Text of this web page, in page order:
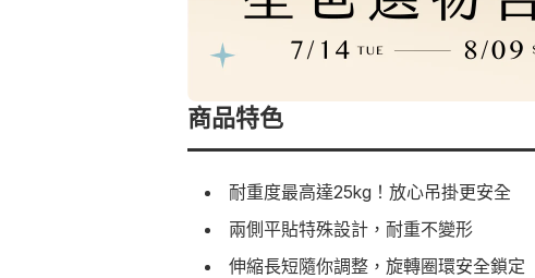
商品特色
耐重度最高達25kg！放心吊掛更安全
兩側平貼特殊設計，耐重不變形
伸縮長短隨你調整，旋轉圈環安全鎖定